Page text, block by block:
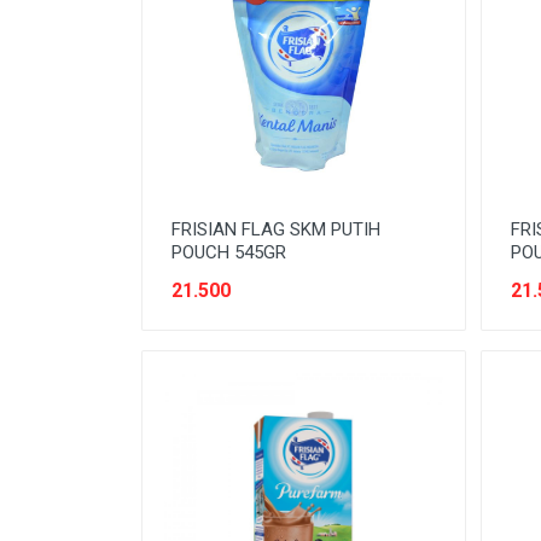
BODY CARE
BREAKFAST
CONFECTIONARY CANDY
ENERGY DRINK
FACE CARE
INSEKTISIDA
FRISIAN FLAG SKM PUTIH
POUCH 545GR
21.500